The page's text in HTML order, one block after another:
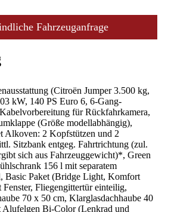
Fahrzeuganfrage
(Citroën Jumper 3.500 kg,
kW, 140 PS Euro 6, 6-Gang-
für Rückfahrkamera,
(Größe modellabhängig),
Alkoven: 2 Kopfstützen und 2
Sitzbank entgeg. Fahrtrichtung (zul.
sich aus Fahrzeuggewicht)*, Green
156 l mit separatem
Basic Paket (Bridge Light, Komfort
Fliegengittertür einteilig,
70 x 50 cm, Klarglasdachhaube 40
Alufelgen Bi-Color (Lenkrad und